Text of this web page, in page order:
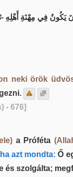
يَكُونُ فِي مِهْنَةِ أَهْلِهِ
neki örök
- 676]
a Próféta
azt mondta: Ő
szolgálta;